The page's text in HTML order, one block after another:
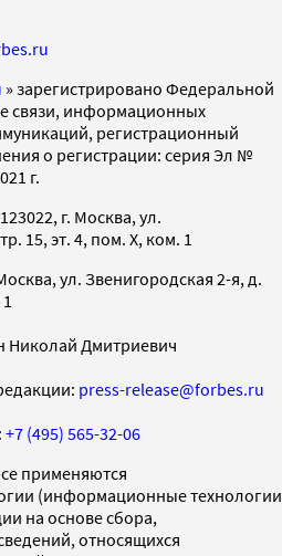
» зарегистрировано Федеральной
связи, информационных
регистрационный
о регистрации: серия Эл №
г.
г. Москва, ул.
15, эт. 4, пом. X, ком. 1
ул. Звенигородская 2-я, д.
Николай Дмитриевич
press-release@forbes.ru
+7 (495) 565-32-06
применяются
(информационные технологии
на основе сбора,
относящихся